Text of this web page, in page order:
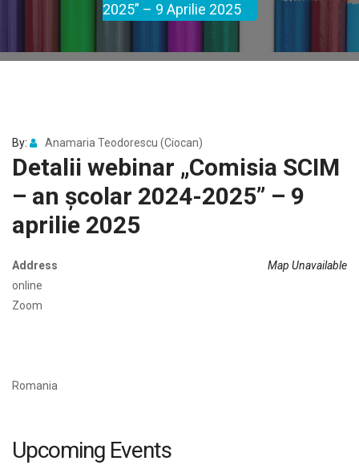
2025” – 9 Aprilie 2025
By: Anamaria Teodorescu (Ciocan)
Detalii webinar „Comisia SCIM
– an școlar 2024-2025” – 9
aprilie 2025
Map Unavailable
Address
online
Zoom
Romania
Upcoming Events